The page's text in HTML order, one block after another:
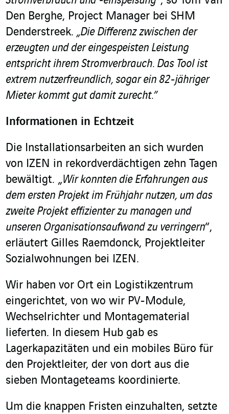
Den Berghe, Project Manager bei SHM
Denderstreek. „Die Differenz zwischen der
erzeugten und der eingespeisten Leistung
entspricht ihrem Stromverbrauch. Das Tool ist
extrem nutzerfreundlich, sogar ein 82-jähriger
Mieter kommt gut damit zurecht.”
Informationen in Echtzeit
Die Installationsarbeiten an sich wurden
von IZEN in rekordverdächtigen zehn Tagen
bewältigt. „Wir konnten die Erfahrungen aus
dem ersten Projekt im Frühjahr nutzen, um das
zweite Projekt effizienter zu managen und
unseren Organisationsaufwand zu verringern“,
erläutert Gilles Raemdonck, Projektleiter
Sozialwohnungen bei IZEN.
Wir haben vor Ort ein Logistikzentrum
eingerichtet, von wo wir PV-Module,
Wechselrichter und Montagematerial
lieferten. In diesem Hub gab es
Lagerkapazitäten und ein mobiles Büro für
den Projektleiter, der von dort aus die
sieben Montageteams koordinierte.
Um die knappen Fristen einzuhalten, setzte